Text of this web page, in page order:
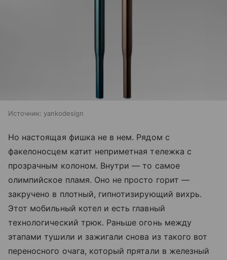
Источник: yankodesign
Но настоящая фишка не в нем. Рядом с
факелоносцем катит неприметная тележка с
прозрачным колоном. Внутри — то самое
олимпийское пламя. Оно не просто горит —
закручено в плотный, гипнотизирующий вихрь.
Этот мобильный котел и есть главный
технологический трюк. Раньше огонь между
этапами тушили и зажигали снова из такого вот
переносного очага, который прятали в железный